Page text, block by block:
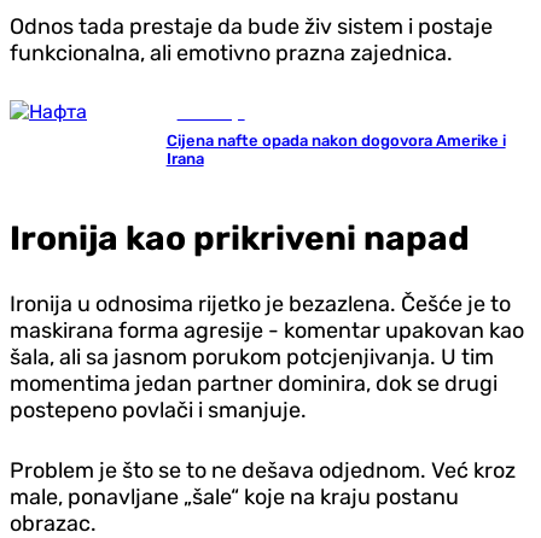
Odnos tada prestaje da bude živ sistem i postaje
funkcionalna, ali emotivno prazna zajednica.
Cijena nafte opada nakon dogovora Amerike i
Irana
Ironija kao prikriveni napad
Ironija u odnosima rijetko je bezazlena. Češće je to
maskirana forma agresije - komentar upakovan kao
šala, ali sa jasnom porukom potcjenjivanja. U tim
momentima jedan partner dominira, dok se drugi
postepeno povlači i smanjuje.
Problem je što se to ne dešava odjednom. Već kroz
male, ponavljane „šale“ koje na kraju postanu
obrazac.